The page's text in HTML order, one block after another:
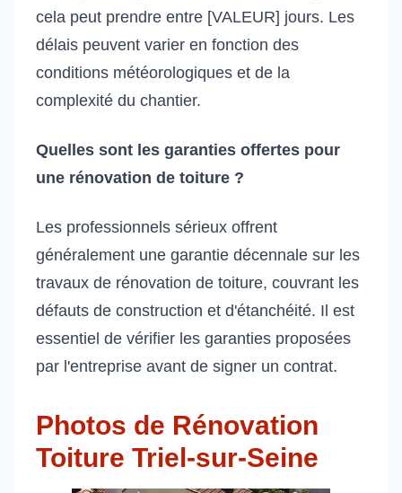
cela peut prendre entre [VALEUR] jours. Les
délais peuvent varier en fonction des
conditions météorologiques et de la
complexité du chantier.
Quelles sont les garanties offertes pour
une rénovation de toiture ?
Les professionnels sérieux offrent
généralement une garantie décennale sur les
travaux de rénovation de toiture, couvrant les
défauts de construction et d'étanchéité. Il est
essentiel de vérifier les garanties proposées
par l'entreprise avant de signer un contrat.
Photos de Rénovation
Toiture Triel-sur-Seine